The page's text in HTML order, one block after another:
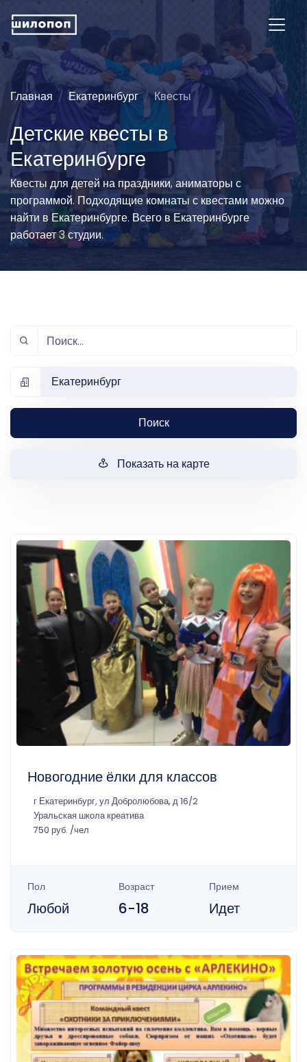
Главная Екатеринбург Квесты
Детские квесты в
Екатеринбурге
Квесты для детей на праздники, аниматоры с
программой. Подходящие комнаты с квестами можно
найти в Екатеринбурге. Всего в Екатеринбурге
работает 3 студии.
Екатеринбург
Поиск
Показать на карте
Новогодние ёлки для классов
г Екатеринбург, ул Добролюбова, д 16/2
Уральская школа креатива
750 руб. /чел
Пол
Любой
Возраст
6-18
Прием
Идет